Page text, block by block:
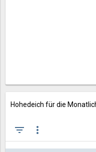
Hohedeich für die
filter_list more_vert